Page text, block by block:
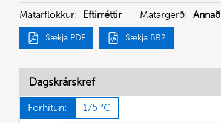
Matarflokkur: Eftirréttir Matargerð: Annað
Sækja PDF Sækja BR2
Dagskrárskref
Forhitun: 175 °C